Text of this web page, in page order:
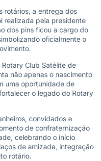
rotários, a entrega dos
realizada pela presidente
dos pins ficou a cargo do
oficialmente o
Club Satélite de
não apenas o nascimento
uma oportunidade de
o legado do Rotary
convidados e
de confraternização
celebrando o início
de amizade, integração
rotário.